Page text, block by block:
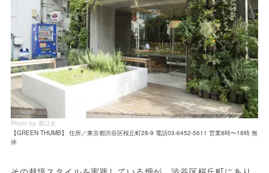
Photo by 濱口太
【GREEN THUMB】 住所／東京都渋谷区桜丘町28-9 電話03-6452-5611 営業8時〜18時 無
休